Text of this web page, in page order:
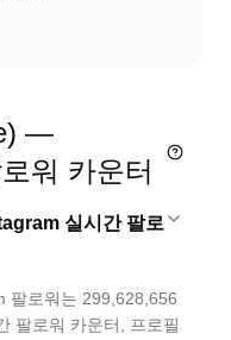
—
워 카운터
실시간 팔로
팔로워는 299,628,656
팔로워 카운터, 프로필